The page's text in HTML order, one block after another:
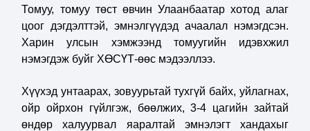
Томуу, томуу төст өвчин Улаанбаатар хотод алаг
цоог дэгдэлттэй, эмнэлгүүдэд ачаалал нэмэгдсэн.
Харин улсын хэмжээнд томуугийн идэвхжил
нэмэгдэж буйг ХӨСҮТ-өөс мэдээллээ.
Хүүхэд унтаарах, зовуурьтай тухгүй байх, уйлагнах,
ойр ойрхон гүйлгэж, бөөлжих, 3-4 цагийн зайтай
өндөр халуурвал яаралтай эмнэлэгт хандахыг